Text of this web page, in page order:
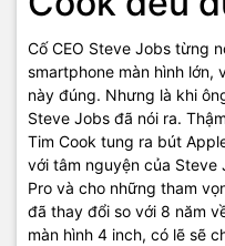
Cố CEO Steve Jobs từng
smartphone màn hình lớn,
này đúng. Nhưng là khi
Steve Jobs đã nói ra.
Tim Cook tung ra bút
với tâm nguyện của Steve
Pro và cho những tham
đã thay đổi so với 8 năm
màn hình 4 inch, có lẽ sẽ